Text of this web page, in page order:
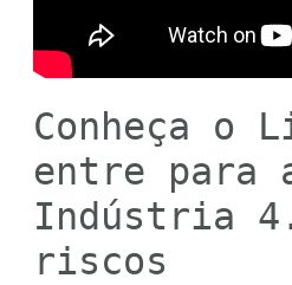
Conheça o
entre para
Indústria
riscos